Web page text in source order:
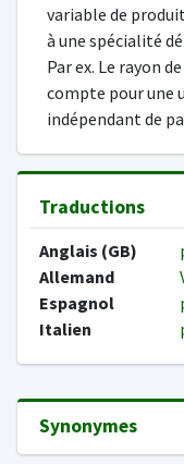
variable de
à une spécialité
Par ex. Le rayon
compte pour une
indépendant de
Traductions
Anglais (GB)
Allemand
Espagnol
Italien
Synonymes